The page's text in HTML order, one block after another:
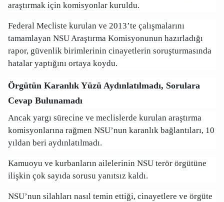
araştırmak için komisyonlar kuruldu.
Federal Mecliste kurulan ve 2013’te çalışmalarını
tamamlayan NSU Araştırma Komisyonunun hazırladığı
rapor, güvenlik birimlerinin cinayetlerin soruşturmasında
hatalar yaptığını ortaya koydu.
Örgütün Karanlık Yüzü Aydınlatılmadı, Sorulara
Cevap Bulunamadı
Ancak yargı sürecine ve meclislerde kurulan araştırma
komisyonlarına rağmen NSU’nun karanlık bağlantıları, 10
yıldan beri aydınlatılmadı.
Kamuoyu ve kurbanların ailelerinin NSU terör örgütüne
ilişkin çok sayıda sorusu yanıtsız kaldı.
NSU’nun silahları nasıl temin ettiği, cinayetlere ve örgüte